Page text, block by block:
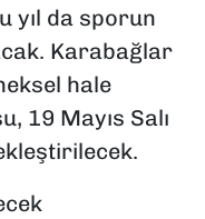
yıl da sporun
Karabağlar
hale
19 Mayıs Salı